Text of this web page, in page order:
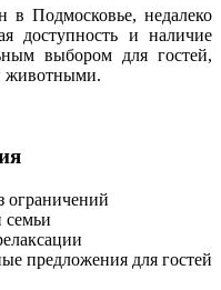
в Подмосковье, недалеко
доступность и наличие
выбором для гостей,
животными.
ограничений
семьи
предложения для гостей